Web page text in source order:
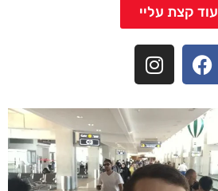
עוד קצת עליי